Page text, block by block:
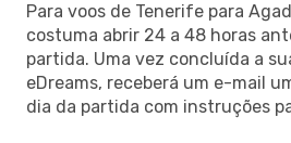
Para voos de Tenerife para
costuma abrir 24 a 48 horas
partida. Uma vez concluída a
eDreams, receberá um e-mail
dia da partida com instruções